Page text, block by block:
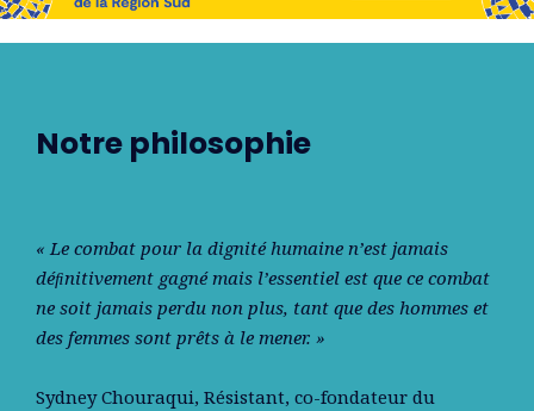
Notre philosophie
« Le combat pour la dignité humaine n’est jamais
déﬁnitivement gagné mais l’essentiel est que ce combat
ne soit jamais perdu non plus, tant que des hommes et
des femmes sont prêts à le mener. »
Sydney Chouraqui, Résistant, co-fondateur du